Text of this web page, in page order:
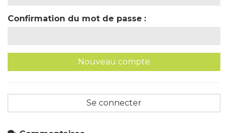
Confirmation du mot de passe
Se connecter